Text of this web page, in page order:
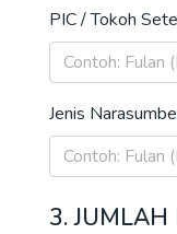
PIC / Tokoh
Jenis
3. JUMLAH